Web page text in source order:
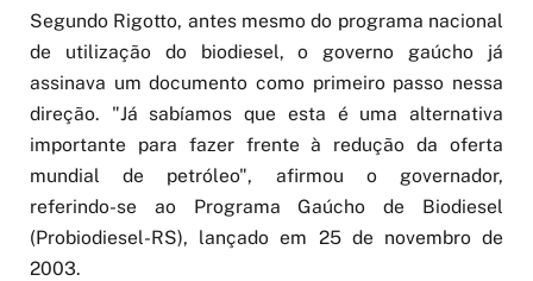
Segundo Rigotto, antes mesmo do programa nacional
de utilização do biodiesel, o governo gaúcho já
assinava um documento como primeiro passo nessa
direção. "Já sabíamos que esta é uma alternativa
importante para fazer frente à redução da oferta
mundial de petróleo", afirmou o governador,
referindo-se ao Programa Gaúcho de Biodiesel
(Probiodiesel-RS), lançado em 25 de novembro de
2003.